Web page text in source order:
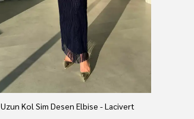
Uzun Kol Sim Desen Elbise - Lacivert